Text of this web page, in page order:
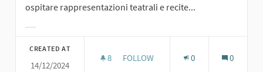
ospitare rappresentazioni teatrali e recite...
CREATED AT
14/12/2024
8 8 FOLLOWERS
FOLLOW 0 0